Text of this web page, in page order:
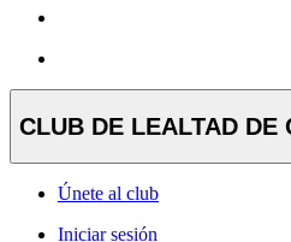
CLUB DE LEALTAD DE
Únete al club
Iniciar sesión